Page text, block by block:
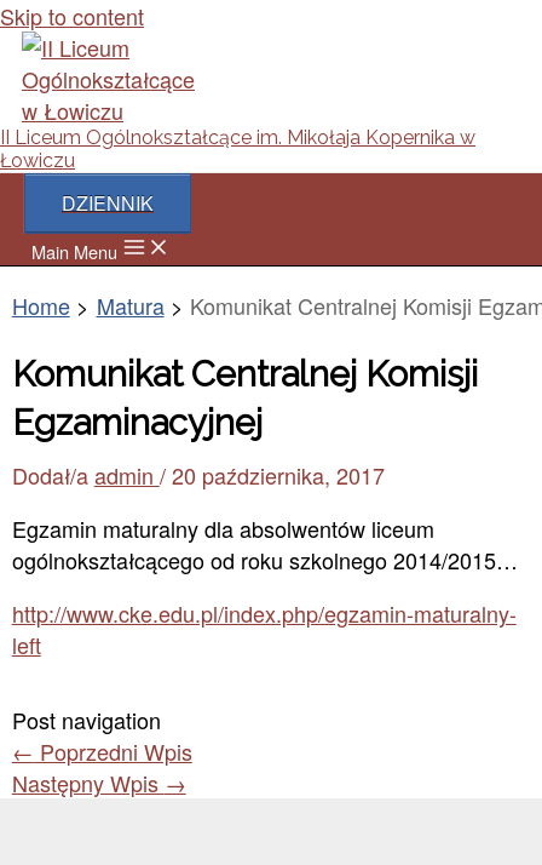
Skip to content
II Liceum Ogólnokształcące im. Mikołaja Kopernika w
Łowiczu
DZIENNIK
Main Menu
Home Matura Komunikat Centralnej Komisji
Komunikat Centralnej Komisji
Egzaminacyjnej
Dodał/a admin /20 października, 2017
Egzamin maturalny dla absolwentów liceum
ogólnokształcącego od roku szkolnego 2014/2015…
http://www.cke.edu.pl/index.php/egzamin-maturalny-
left
Post navigation
← Poprzedni Wpis
Następny Wpis →